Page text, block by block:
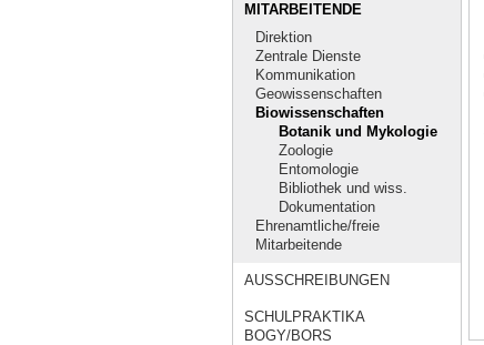
MITARBEITENDE
Direktion
Zentrale Dienste
Kommunikation
Geowissenschaften
Biowissenschaften
Botanik und Mykologie
Zoologie
Entomologie
Bibliothek und wiss.
Dokumentation
Ehrenamtliche/freie
Mitarbeitende
AUSSCHREIBUNGEN
SCHULPRAKTIKA
BOGY/BORS